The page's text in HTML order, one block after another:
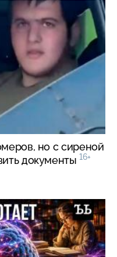
но с сиреной
документы 16+